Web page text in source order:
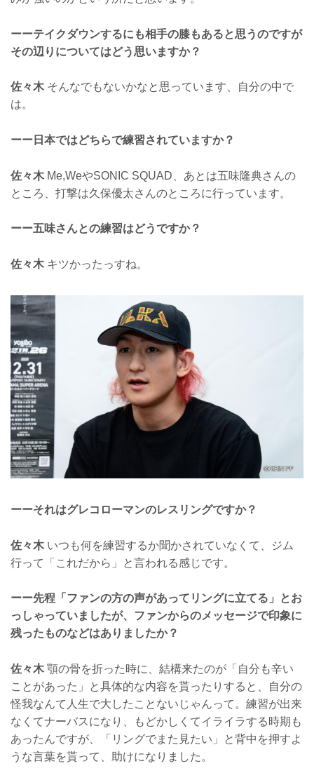
ーーテイクダウンするにも相手の膝もあると思うのですが
その辺りについてはどう思いますか？
佐々木 そんなでもないかなと思っています、自分の中で
は。
ーー日本ではどちらで練習されていますか？
佐々木 Me,WeやSONIC SQUAD、あとは五味隆典さんの
ところ、打撃は久保優太さんのところに行っています。
ーー五味さんとの練習はどうですか？
佐々木 キツかったっすね。
ーーそれはグレコローマンのレスリングですか？
佐々木 いつも何を練習するか聞かされていなくて、ジム
行って「これだから」と言われる感じです。
ーー先程「ファンの方の声があってリングに立てる」とお
っしゃっていましたが、ファンからのメッセージで印象に
残ったものなどはありましたか？
佐々木 顎の骨を折った時に、結構来たのが「自分も辛い
ことがあった」と具体的な内容を貰ったりすると、自分の
怪我なんて人生で大したことないじゃんって。練習が出来
なくてナーバスになり、もどかしくてイライラする時期も
あったんですが、「リングでまた見たい」と背中を押すよ
うな言葉を貰って、助けになりました。